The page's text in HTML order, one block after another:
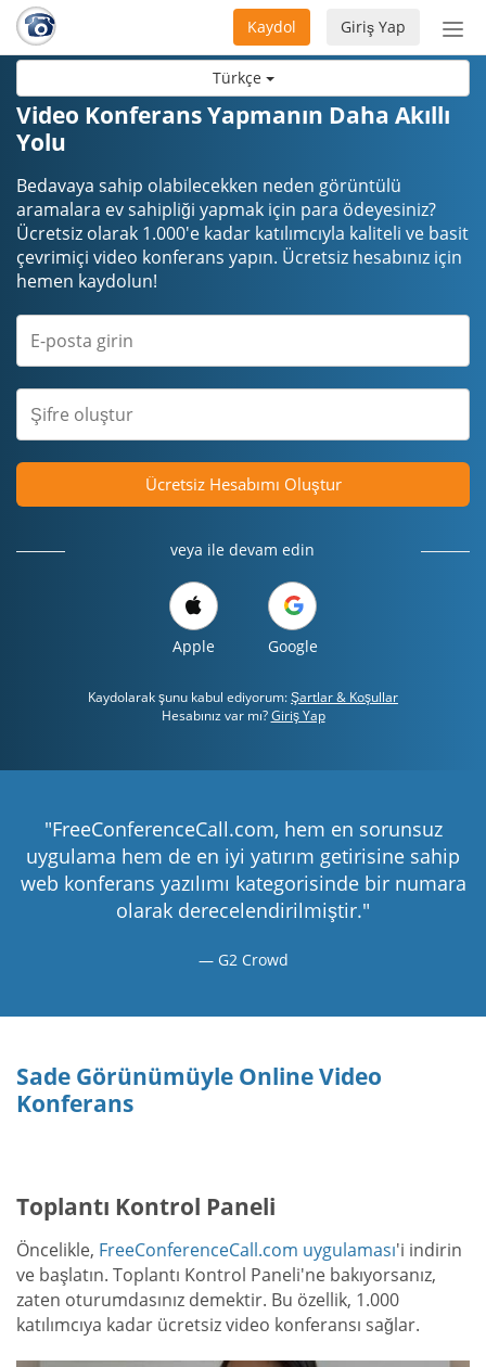
Türkçe
aç/
Giriş Yap
Kaydol
Video Konferans Yapmanın Daha Akıllı
Yolu
Bedavaya sahip olabilecekken neden görüntülü
aramalara ev sahipliği yapmak için para ödeyesiniz?
Ücretsiz olarak 1.000'e kadar katılımcıyla kaliteli ve basit
çevrimiçi video konferans yapın. Ücretsiz hesabınız için
hemen kaydolun!
Ücretsiz Hesabımı Oluştur
veya ile devam edin
Apple Google
Kaydolarak şunu kabul ediyorum:Şartlar & Koşullar
Hesabınız var mı?Giriş Yap
"FreeConferenceCall.com, hem en sorunsuz
uygulama hem de en iyi yatırım getirisine sahip
web konferans yazılımı kategorisinde bir numara
olarak derecelendirilmiştir."
G2 Crowd
Sade Görünümüyle Online Video
Konferans
Toplantı Kontrol Paneli
Öncelikle, FreeConferenceCall.com uygulaması'i indirin
ve başlatın. Toplantı Kontrol Paneli'ne bakıyorsanız,
zaten oturumdasınız demektir. Bu özellik, 1.000
katılımcıya kadar ücretsiz video konferansı sağlar.